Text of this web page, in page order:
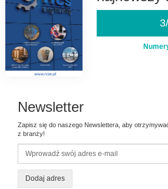
Newsletter
Zapisz się do naszego Newslettera, aby
z branży!
Dodaj adres